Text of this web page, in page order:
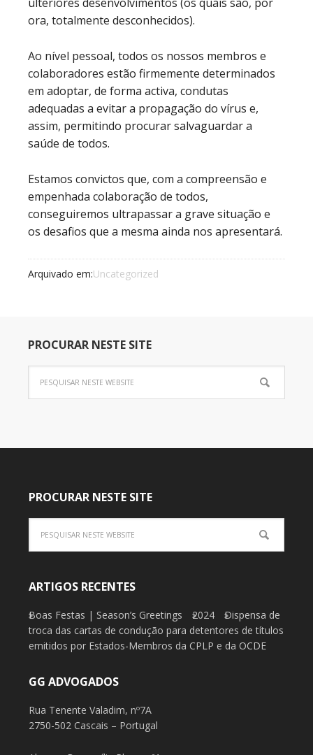
ora, totalmente desconhecidos).
Ao nível pessoal, todos os nossos membros e
colaboradores estão firmemente determinados
em adoptar, de forma activa, condutas
adequadas a evitar a propagação do vírus e,
assim, permitindo procurar salvaguardar a
saúde de todos.
Estamos convictos que, com a compreensão e
empenhada colaboração de todos,
conseguiremos ultrapassar a grave situação e
os desafios que a mesma ainda nos apresentará.
Arquivado em:Uncategorized
PROCURAR NESTE SITE
PROCURAR NESTE SITE
ARTIGOS RECENTES
Boas Festas | Season’s Greetings 2024
Dispensa de
troca das cartas de condução para detentores de títulos
emitidos por Estados-Membros da CPLP e da OCDE
GG ADVOGADOS
Rua Tenente Valadim, nº7A
2750-502 Cascais – Portugal